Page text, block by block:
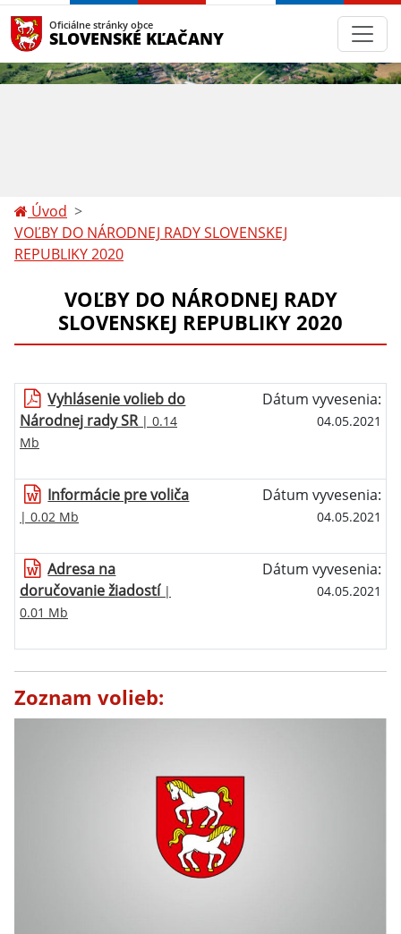
Oficiálne stránky obce
SLOVENSKÉ KĽAČANY
Úvod
VOĽBY DO NÁRODNEJ RADY SLOVENSKEJ
REPUBLIKY 2020
VOĽBY DO NÁRODNEJ RADY
SLOVENSKEJ REPUBLIKY 2020
Vyhlásenie volieb do
Národnej rady SR| 0.14
Mb
Dátum vyvesenia:
04.05.2021
Informácie pre voliča
| 0.02 Mb
Dátum vyvesenia:
04.05.2021
Adresa na
doručovanie žiadostí|
0.01 Mb
Dátum vyvesenia:
04.05.2021
Zoznam volieb: